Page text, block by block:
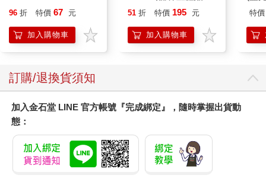
96 折 特價 67 元
加入購物車
水晶貼紙 手帳貼 裝飾
兔兔 Chiikawa
51 折 特價 195 元
加入購物車
特價
訂購/退換貨須知
加入金石堂 LINE 官方帳號『完成綁定』，隨時掌握出貨動
態：